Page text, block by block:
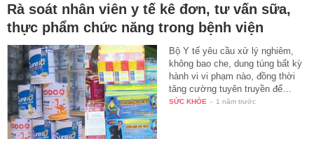
Rà soát nhân viên y tế kê đơn, tư vấn sữa,
thực phẩm chức năng trong bệnh viện
Bộ Y tế yêu cầu xử lý nghiêm,
không bao che, dung túng bất kỳ
hành vi vi phạm nào, đồng thời
tăng cường tuyên truyền để…
SỨC KHỎE - 1 năm trước